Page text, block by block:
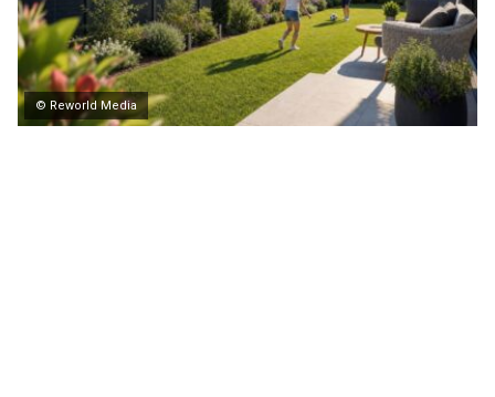
© Reworld Media